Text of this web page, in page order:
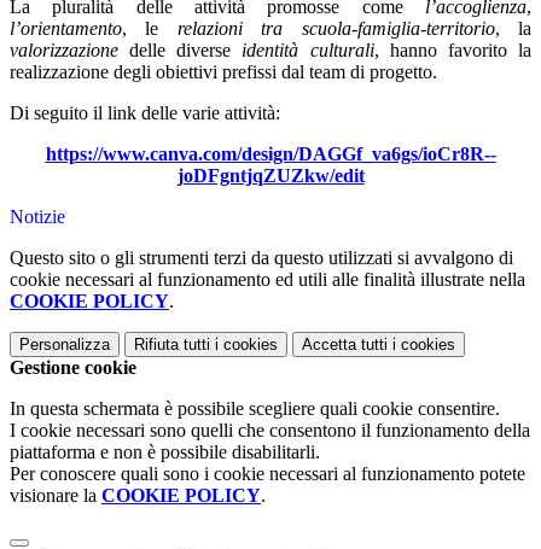
La pluralità delle attività promosse come l’accoglienza,
l’orientamento, le relazioni tra scuola-famiglia-territorio, la
valorizzazionedelle diverse identità culturali, hanno favorito la
realizzazione degli obiettivi prefissi dal team di progetto.
Di seguito il link delle varie attività:
https://www.canva.com/design/DAGGf_va6gs/ioCr8R--
joDFgntjqZUZkw/edit
Notizie
Questo sito o gli strumenti terzi da questo utilizzati si avvalgono di
cookie necessari al funzionamento ed utili alle finalità illustrate nella
COOKIE POLICY.
Personalizza Rifiuta tutti i cookies Accetta tutti i cookies
Gestione cookie
In questa schermata è possibile scegliere quali cookie consentire.
I cookie necessari sono quelli che consentono il funzionamento della
piattaforma e non è possibile disabilitarli.
Per conoscere quali sono i cookie necessari al funzionamento potete
visionare la COOKIE POLICY.